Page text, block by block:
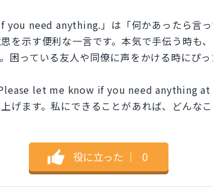
need anything.」は「何かあったら言っ
を示す便利な一言です。本気で手伝う時も
困っている友人や同僚に声をかける時にぴっ
let me know if you need anything at
げます。私にできることがあれば、どんな
役に立った ｜ 0